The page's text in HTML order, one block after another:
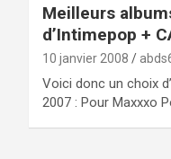
Meilleurs
d’Intimepop +
10 janvier 2008
Voici donc un choix
2007 : Pour Maxxxo